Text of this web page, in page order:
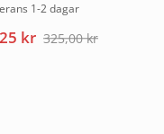
1-2 dagar
325,00kr
kr